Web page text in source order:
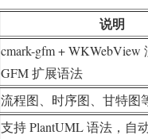
说明
cmark-gfm + WKWebView
GFM 扩展语法
流程图、时序图、甘特图
支持 PlantUML 语法，自